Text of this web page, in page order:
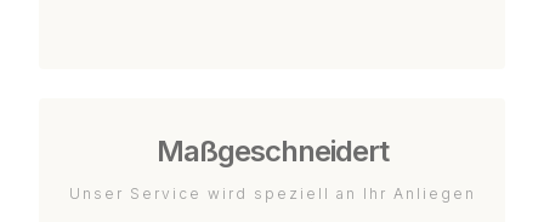
Maßgeschneidert
Unser Service wird speziell an Ihr Anliegen